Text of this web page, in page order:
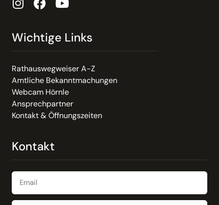
Wichtige Links
Rathauswegweiser A-Z
Amtliche Bekanntmachungen
Webcam Hörnle
Ansprechpartner
Kontakt & Öffnungszeiten
Kontakt